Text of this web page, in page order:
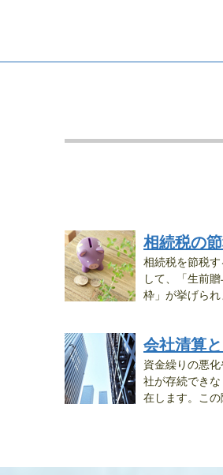
相続税の
相続税を節税
して、「生前
枠」が挙げら
会社清算
資金繰りの悪
社が存続でき
在します。こ